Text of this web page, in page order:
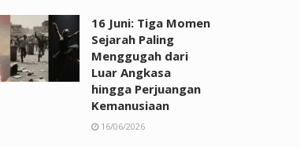
16 Juni: Tiga Momen
Sejarah Paling
Menggugah dari
Luar Angkasa
hingga Perjuangan
Kemanusiaan
16/06/2026